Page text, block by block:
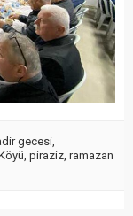
gecesi,
, piraziz, ramazan